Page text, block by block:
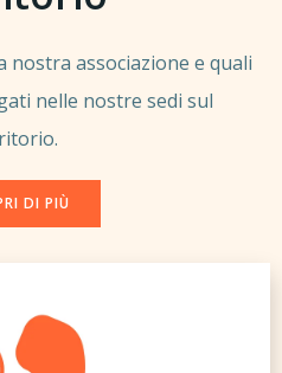
nostra associazione e quali
nelle nostre sedi sul
DI PIÙ